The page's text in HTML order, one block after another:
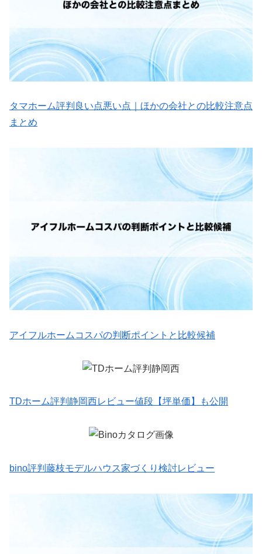
タマホーム評判良い点悪い点｜ほかの会社との比較注意点
まとめ
アイフルホームコスパの判断ポイントと比較候補
TDホーム評判静岡西レビュー値段【坪単価】も公開
bino評判藤枝モデルハウス家づくり検討レビュー